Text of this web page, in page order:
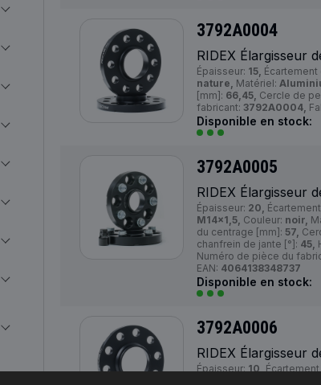
3792A0004
RIDEX Élargisseur
Épaisseur: 15,
nature, Matériel:
[mm]: 66,45, Cercle de
fabricant: 3792A0004,
Disponible en stock:
3792A0005
RIDEX Élargisseur
Épaisseur: 20,
M14x1,5, Couleur: noir,
du centrage [mm]: 57,
chanfrein de jante [°]: 45,
Numéro de pièce du
EAN: 4064138348737
Disponible en stock:
3792A0006
RIDEX Élargisseur
Épaisseur:10,